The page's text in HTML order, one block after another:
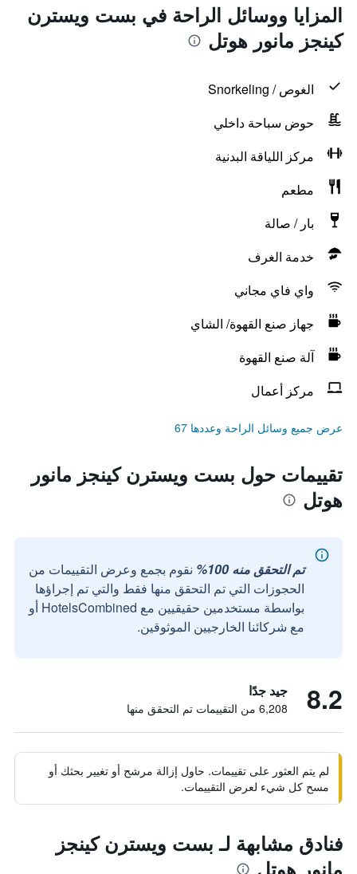
المزايا ووسائل الراحة في بست ويسترن
كينجز مانور هوتل
الغوص / Snorkeling
حوض سباحة داخلي
مركز اللياقة البدنية
مطعم
بار / صالة
خدمة الغرف
واي فاي مجاني
جهاز صنع القهوة/ الشاي
آلة صنع القهوة
مركز أعمال
عرض جميع وسائل الراحة وعددها 67
تقييمات حول بست ويسترن كينجز مانور
هوتل
تم التحقق منه 100%
نقوم بجمع وعرض التقييمات من
الحجوزات التي تم التحقق منها فقط والتي تم إجراؤها
بواسطة مستخدمين حقيقيين مع HotelsCombined أو
مع شركائنا الخارجيين الموثوقين.
8.2 جيد جدًا
6,208 من التقييمات تم التحقق منها
لم يتم العثور على تقييمات. حاول إزالة مرشح أو تغيير بحثك أو
مسح كل شيء لعرض التقييمات.
فنادق مشابهة لـ بست ويسترن كينجز
مانور هوتل